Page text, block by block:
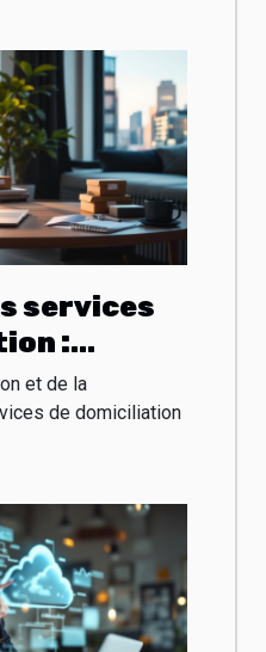
services
:
et de la
de domiciliation